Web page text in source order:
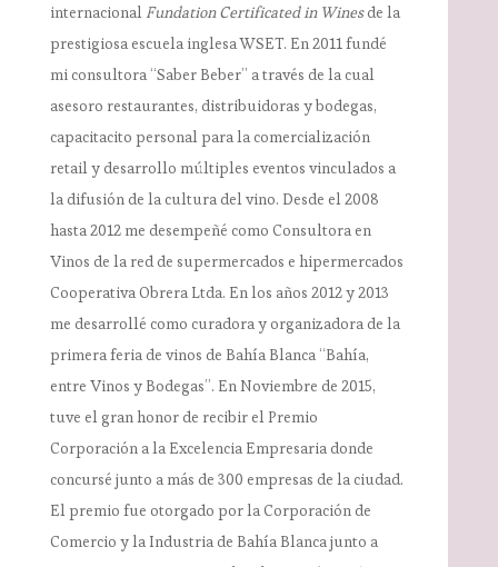
internacionalFundation Certificated in Winesde la
prestigiosa escuela inglesa WSET. En 2011 fundé
mi consultora “Saber Beber” a través de la cual
asesoro restaurantes, distribuidoras y bodegas,
capacitacito personal para la comercialización
retail y desarrollo múltiples eventos vinculados a
la difusión de la cultura del vino. Desde el 2008
hasta 2012 me desempeñé como Consultora en
Vinos de la red de supermercados e hipermercados
Cooperativa Obrera Ltda. En los años 2012 y 2013
me desarrollé como curadora y organizadora de la
primera feria de vinos de Bahía Blanca “Bahía,
entre Vinos y Bodegas”. En Noviembre de 2015,
tuve el gran honor de recibir el Premio
Corporación a la Excelencia Empresaria donde
concursé junto a más de 300 empresas de la ciudad.
El premio fue otorgado por la Corporación de
Comercio y la Industria de Bahía Blanca junto a